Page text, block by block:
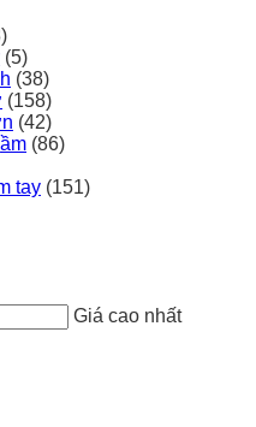
(5)
(38)
(158)
(42)
(86)
tay (151)
Giá cao nhất